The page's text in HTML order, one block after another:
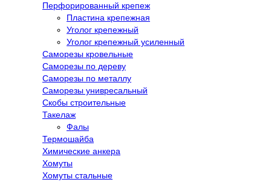
Перфорированный крепеж
Пластина крепежная
Уголог крепежный
Уголог крепежный усиленный
Саморезы кровельные
Саморезы по дереву
Саморезы по металлу
Саморезы унивресальный
Скобы строительные
Такелаж
Фалы
Термошайба
Химические анкера
Хомуты
Хомуты стальные